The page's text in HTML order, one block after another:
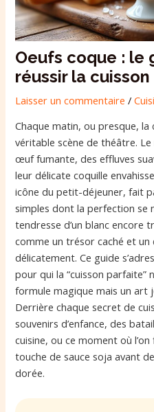
Oeufs coque : le
réussir la
Laisser un commentaire /
Chaque matin, ou presque,
véritable scène de théâtre.
œuf fumante, des effluves
leur délicate coquille
icône du petit-déjeuner, fait
simples dont la perfection se
tendresse d’un blanc encore
comme un trésor caché et
délicatement. Ce guide
pour qui la “cuisson parfaite”
formule magique mais un art
Derrière chaque secret de
souvenirs d’enfance, des
cuisine, ou ce moment où
touche de sauce soja avant
dorée.